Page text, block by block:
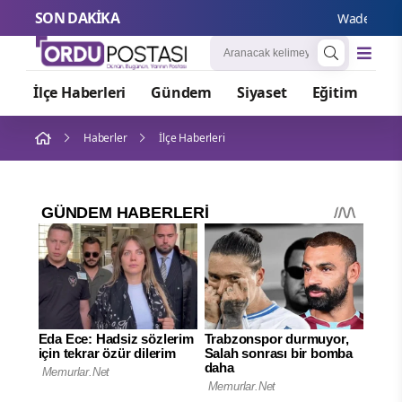
SON DAKİKA
İlçe Haberleri Gündem Siyaset Eğitim
Haberler İlçe Haberleri